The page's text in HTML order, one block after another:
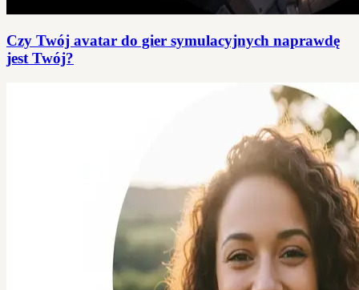
Czy Twój avatar do gier symulacyjnych naprawdę
jest Twój?